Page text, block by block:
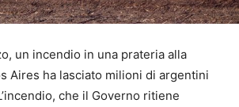
un incendio in una prateria alla
Aires ha lasciato milioni di argentini
che il Governo ritiene